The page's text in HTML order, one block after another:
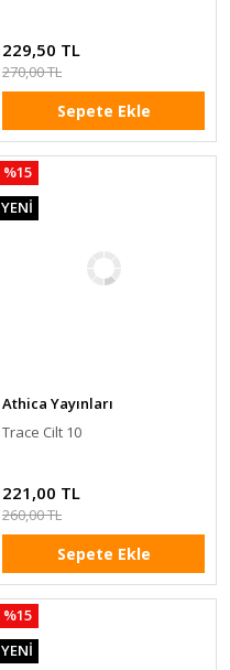
229,50 TL
270,00 TL
Sepete Ekle
%15
YENİ
Athica Yayınları
Trace Cilt 10
221,00 TL
260,00 TL
Sepete Ekle
%15
YENİ